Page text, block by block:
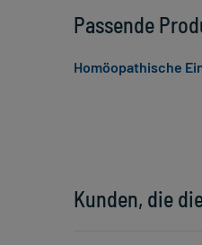
Kunden, die
Passende
Homöopathische